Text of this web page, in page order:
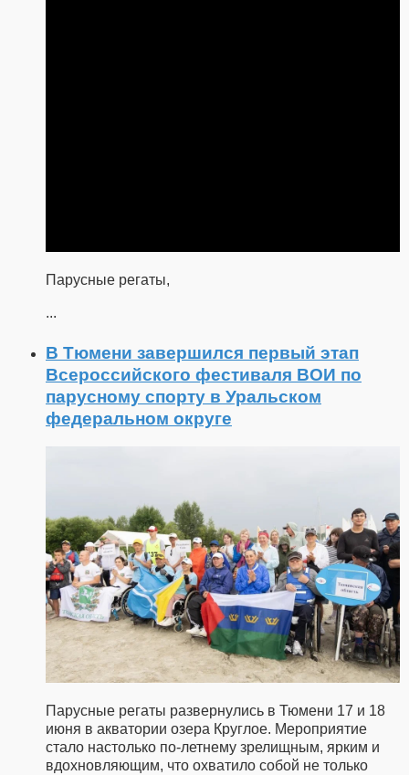
Парусные регаты,
...
В Тюмени завершился первый этап
Всероссийского фестиваля ВОИ по
парусному спорту в Уральском
федеральном округе
Парусные регаты развернулись в Тюмени 17 и 18
июня в акватории озера Круглое. Мероприятие
стало настолько по-летнему зрелищным, ярким и
вдохновляющим, что охватило собой не только